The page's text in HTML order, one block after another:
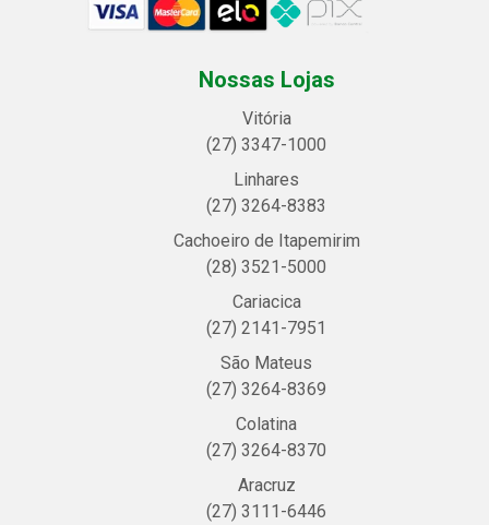
Nossas Lojas
Vitória
(27) 3347-1000
Linhares
(27) 3264-8383
Cachoeiro de Itapemirim
(28) 3521-5000
Cariacica
(27) 2141-7951
São Mateus
(27) 3264-8369
Colatina
(27) 3264-8370
Aracruz
(27) 3111-6446